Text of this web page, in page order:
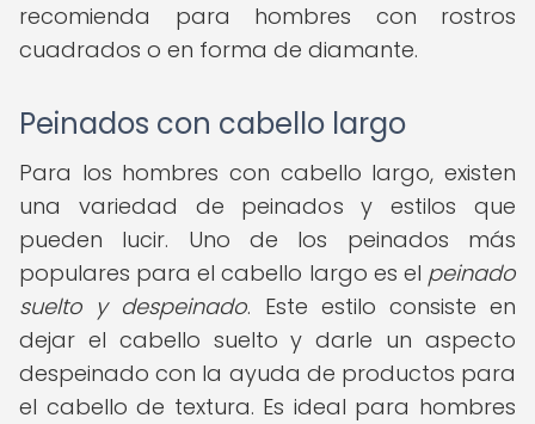
recomienda para hombres con rostros
cuadrados o en forma de diamante.
Peinados con cabello largo
Para los hombres con cabello largo, existen
una variedad de peinados y estilos que
pueden lucir. Uno de los peinados más
populares para el cabello largo es el peinado
suelto y despeinado. Este estilo consiste en
dejar el cabello suelto y darle un aspecto
despeinado con la ayuda de productos para
el cabello de textura. Es ideal para hombres